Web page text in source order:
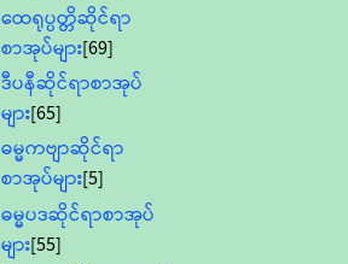
ထေရုပ္ပတ္တိဆိုင်ရာ
စာအုပ်များ[69]
ဒီပနီဆိုင်ရာစာအုပ်
များ[65]
ဓမ္မကဗျာဆိုင်ရာ
စာအုပ်များ[5]
ဓမ္မပဒဆိုင်ရာစာအုပ်
များ[55]